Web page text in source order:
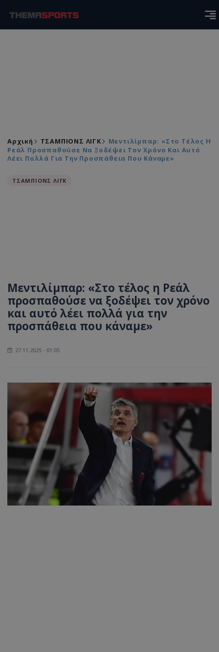
Αρχική ΤΣΑΜΠΙΟΝΣ ΛΙΓΚ
Μεντιλίμπαρ: «Στο Τέλος Η
Ρεάλ Προσπαθούσε Να Ξοδέψει Τον Χρόνο Και Αυτό
Λέει Πολλά Για Την Προσπάθεια Που Κάναμε»
ΤΣΑΜΠΙΟΝΣ ΛΙΓΚ
Μεντιλίμπαρ: «Στο τέλος η Ρεάλ
προσπαθούσε να ξοδέψει τον χρόνο
και αυτό λέει πολλά για την
προσπάθεια που κάναμε»
27.11.2025 - 01:05